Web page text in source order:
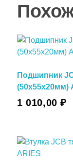
Подшипник
(50х55х20мм)
1 010,00₽